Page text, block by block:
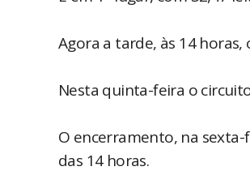
Agora a tarde, às 14
Nesta quinta-feira o
O encerramento, na
das 14 horas.